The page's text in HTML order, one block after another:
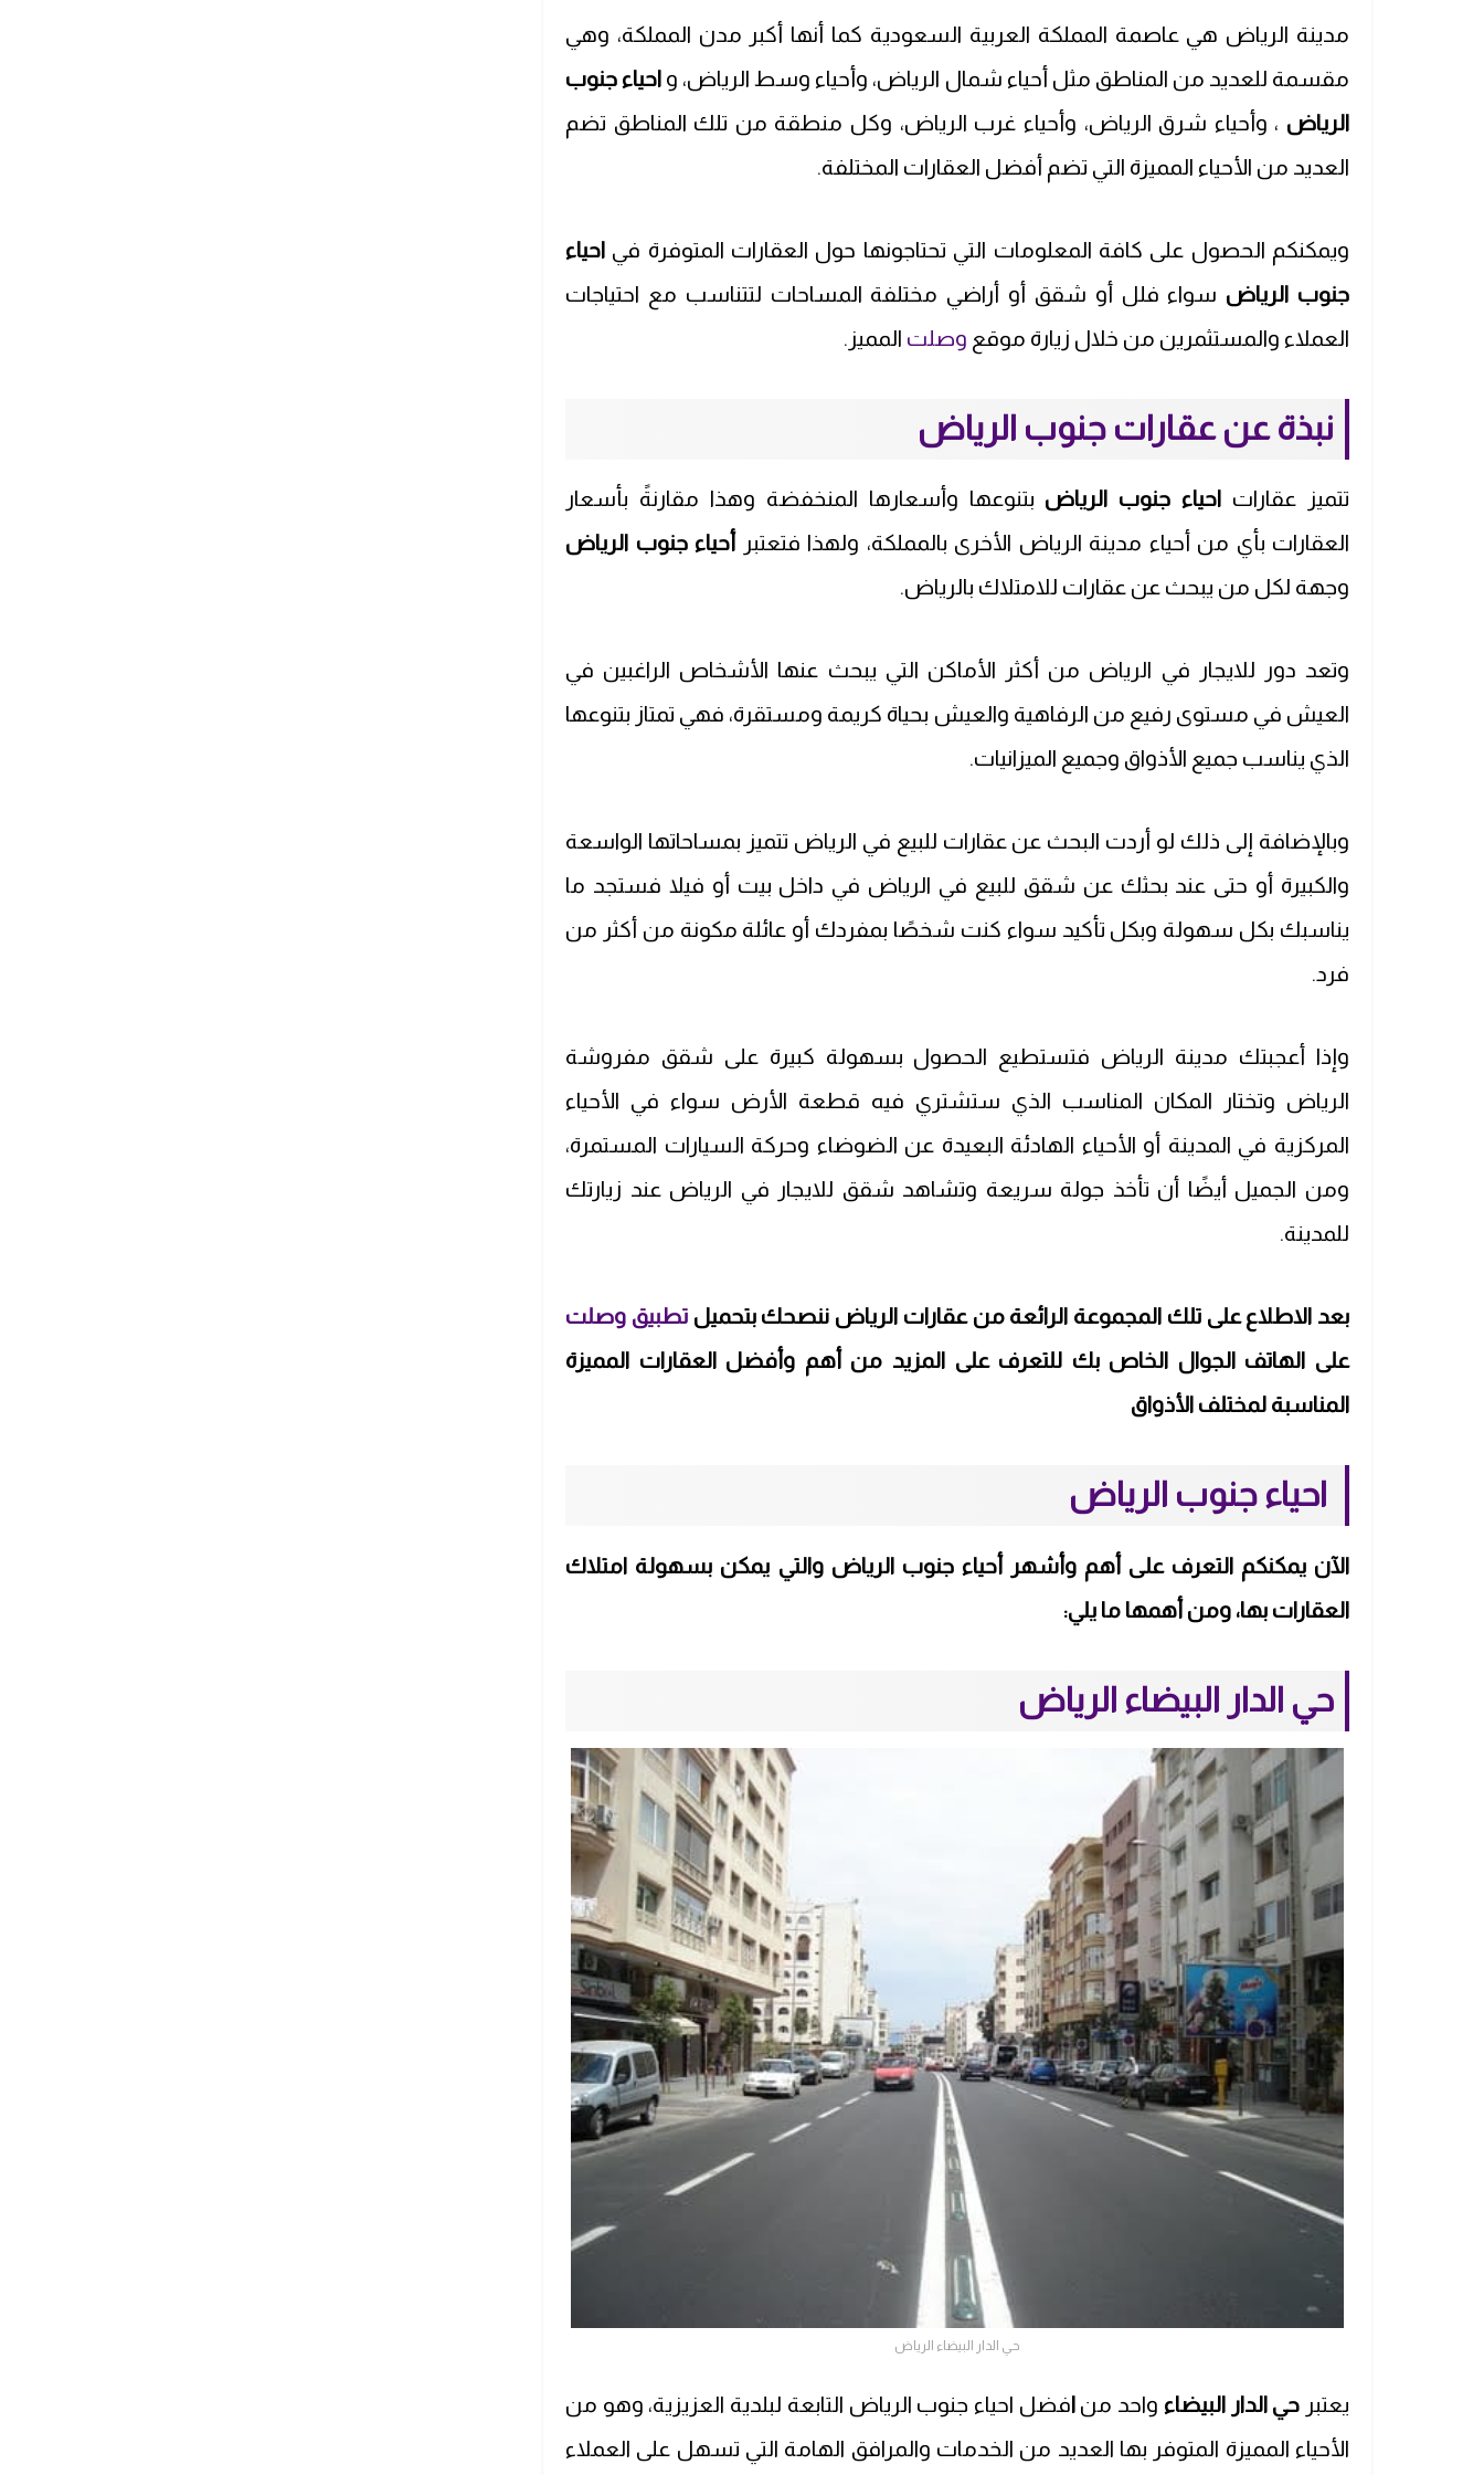
مدينة الرياض هي عاصمة المملكة العربية السعودية كما أنها أكبر مدن المملكة، وهي
مقسمة للعديد من المناطق مثل أحياء شمال الرياض، وأحياء وسط الرياض، و احياء جنوب
الرياض ، وأحياء شرق الرياض، وأحياء غرب الرياض، وكل منطقة من تلك المناطق تضم
العديد من الأحياء المميزة التي تضم أفضل العقارات المختلفة.
ويمكنكم الحصول على كافة المعلومات التي تحتاجونها حول العقارات المتوفرة في احياء
جنوب الرياض سواء فلل أو شقق أو أراضي مختلفة المساحات لتتناسب مع احتياجات
العملاء والمستثمرين من خلال زيارة موقع وصلت المميز.
نبذة عن عقارات جنوب الرياض
تتميز عقارات احياء جنوب الرياض بتنوعها وأسعارها المنخفضة وهذا مقارنةً بأسعار
العقارات بأي من أحياء مدينة الرياض الأخرى بالمملكة، ولهذا فتعتبر أحياء جنوب الرياض
وجهة لكل من يبحث عن عقارات للامتلاك بالرياض.
وتعد دور للايجار في الرياض من أكثر الأماكن التي يبحث عنها الأشخاص الراغبين في
العيش في مستوى رفيع من الرفاهية والعيش بحياة كريمة ومستقرة، فهي تمتاز بتنوعها
الذي يناسب جميع الأذواق وجميع الميزانيات.
وبالإضافة إلى ذلك لو أردت البحث عنعقارات للبيع في الرياض تتميز بمساحاتها الواسعة
والكبيرة أو حتى عند بحثك عن شقق للبيع في الرياض في داخل بيت أو فيلا فستجد ما
يناسبك بكل سهولة وبكل تأكيد سواء كنت شخصًا بمفردك أو عائلة مكونة من أكثر من
فرد.
وإذا أعجبتك مدينة الرياض فتستطيع الحصول بسهولة كبيرة على شقق مفروشة
الرياض وتختار المكان المناسب الذي ستشتري فيه قطعة الأرض سواء في الأحياء
المركزية في المدينة أو الأحياء الهادئة البعيدة عن الضوضاء وحركة السيارات المستمرة،
ومن الجميل أيضًا أن تأخذ جولة سريعة وتشاهد شقق للايجار في الرياض عند زيارتك
للمدينة.
بعد الاطلاع على تلك المجموعة الرائعة من عقارات الرياض ننصحك بتحميلتطبيق وصلت
على الهاتف الجوال الخاص بك للتعرف على المزيد من أهم وأفضل العقارات المميزة
المناسبة لمختلف الأذواق
احياء جنوب الرياض
الآن يمكنكم التعرف على أهم وأشهر أحياء جنوب الرياض والتي يمكن بسهولة امتلاك
العقارات بها، ومن أهمها ما يلي:
حي الدار البيضاء الرياض
حي الدار البيضاء الرياض
يعتبر حي الدار البيضاء واحد من افضل احياء جنوب الرياض التابعة لبلدية العزيزية، وهو من
الأحياء المميزة المتوفر بها العديد من الخدمات والمرافق الهامة التي تسهل على العملاء